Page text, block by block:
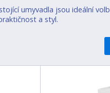
umyvadla jsou ideální
a styl.